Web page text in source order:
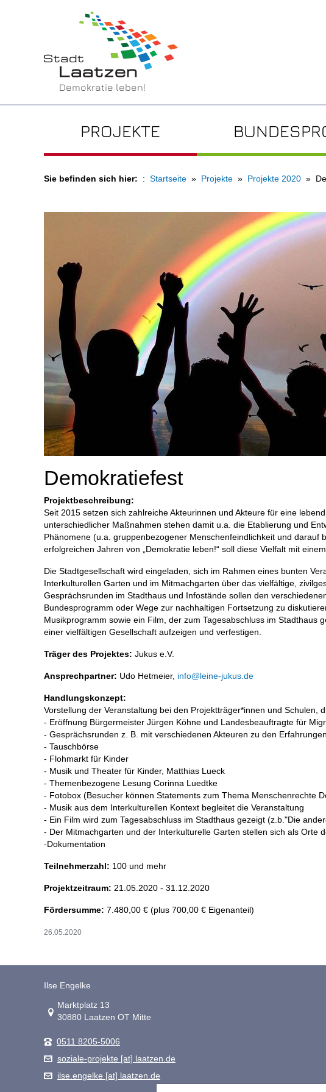
Demokratie leben!
PROJEKTE
Sie befinden sich hier: Startseite Projekte Projekte 2020
Demokratiefest
Projektbeschreibung:
Seit 2015 setzen sich zahlreiche Akteurinnen und Akteure für eine
unterschiedlicher Maßnahmen stehen damit u.a. die Etablierung und
Phänomene (u.a. gruppenbezogener Menschenfeindlichkeit und
erfolgreichen Jahren von „Demokratie leben!“ soll diese Vielfalt mit
Die Stadtgesellschaft wird eingeladen, sich im Rahmen eines bunten
Interkulturellen Garten und im Mitmachgarten über das vielfältige,
Gesprächsrunden im Stadthaus und Infostände sollen den
Bundesprogramm oder Wege zur nachhaltigen Fortsetzung zu
Musikprogramm sowie ein Film, der zum Tagesabschluss im
einer vielfältigen Gesellschaft aufzeigen und verfestigen.
Träger des Projektes: Jukus e.V.
Ansprechpartner: Udo Hetmeier, info@leine-jukus.de
Handlungskonzept:
Vorstellung der Veranstaltung bei den Projektträger*innen und Schulen,
- Eröffnung Bürgermeister Jürgen Köhne und Landesbeauftragte für
- Gesprächsrunden z. B. mit verschiedenen Akteuren zu den
- Tauschbörse
- Flohmarkt für Kinder
- Musik und Theater für Kinder, Matthias Lueck
- Themenbezogene Lesung Corinna Luedtke
- Fotobox (Besucher können Statements zum Thema Menschenrechte
- Musik aus dem Interkulturellen Kontext begleitet die Veranstaltung
- Ein Film wird zum Tagesabschluss im Stadthaus gezeigt (z.b."Die
- Der Mitmachgarten und der Interkulturelle Garten stellen sich als Orte
-Dokumentation
Teilnehmerzahl: 100 und mehr
Projektzeitraum: 21.05.2020 - 31.12.2020
Fördersumme: 7.480,00 € (plus 700,00 € Eigenanteil)
26.05.2020
Ilse Engelke
Link zur Google-Maps Navigation
Marktplatz 13
30880 Laatzen OT Mitte
0511 8205-5006
soziale-projekte [at] laatzen.de
ilse.engelke [at] laatzen.de